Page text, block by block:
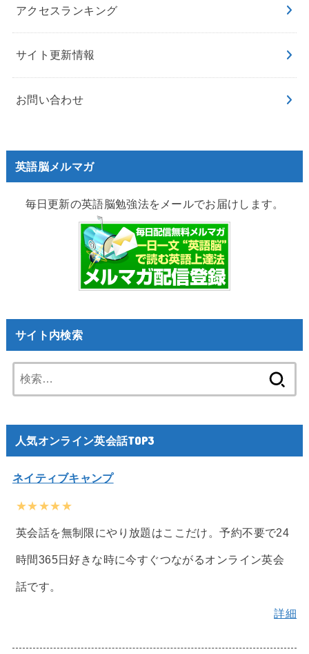
アクセスランキング
サイト更新情報
お問い合わせ
英語脳メルマガ
毎日更新の英語脳勉強法をメールでお届けします。
サイト内検索
索:
人気オンライン英会話TOP3
ネイティブキャンプ
★★★★★
英会話を無制限にやり放題はここだけ。予約不要で24
時間365日好きな時に今すぐつながるオンライン英会
話です。
詳細